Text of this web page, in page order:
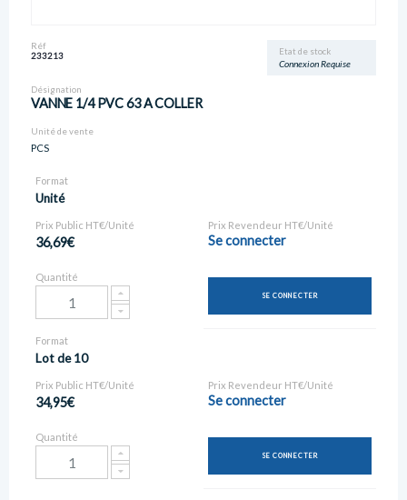
Etat de stock
Connexion Requise
Réf
233213
Désignation
VANNE 1/4 PVC 63 A COLLER
Unité de vente
PCS
Format
Unité
Prix Public HT€/Unité
36,69€
Prix Revendeur HT€/Unité
Se connecter
Quantité
SE CONNECTER
Format
Lot de 10
Prix Public HT€/Unité
34,95€
Prix Revendeur HT€/Unité
Se connecter
Quantité
SE CONNECTER